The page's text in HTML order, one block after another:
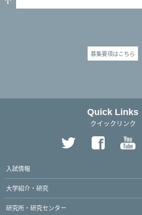
募集要項はこちら
Quick Links
クイックリンク
入試情報
大学紹介・研究
研究所・研究センター